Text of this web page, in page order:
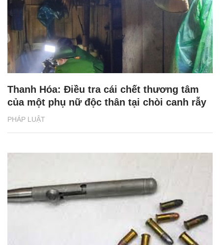
PHÁP LUẬT
Thanh Hóa: Điều tra cái chết thương tâm
của một phụ nữ độc thân tại chòi canh rẫy